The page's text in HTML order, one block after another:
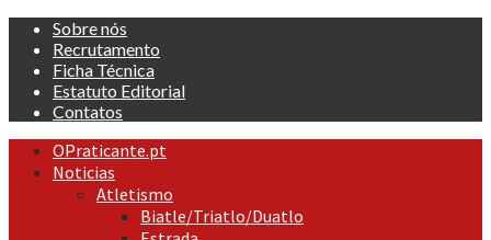
Skip
content
Sobre nós
Recrutamento
Ficha Técnica
Estatuto Editorial
Contatos
Primary
Menu
OPraticante.pt
Noticias
Atletismo
Biatle/Triatlo/Duatlo